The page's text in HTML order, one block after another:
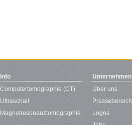
Info
Computertomographie (CT)
Ultraschall
Magnetresonanztomographie
Unternehmen
Über uns
Pressebereich
Logos